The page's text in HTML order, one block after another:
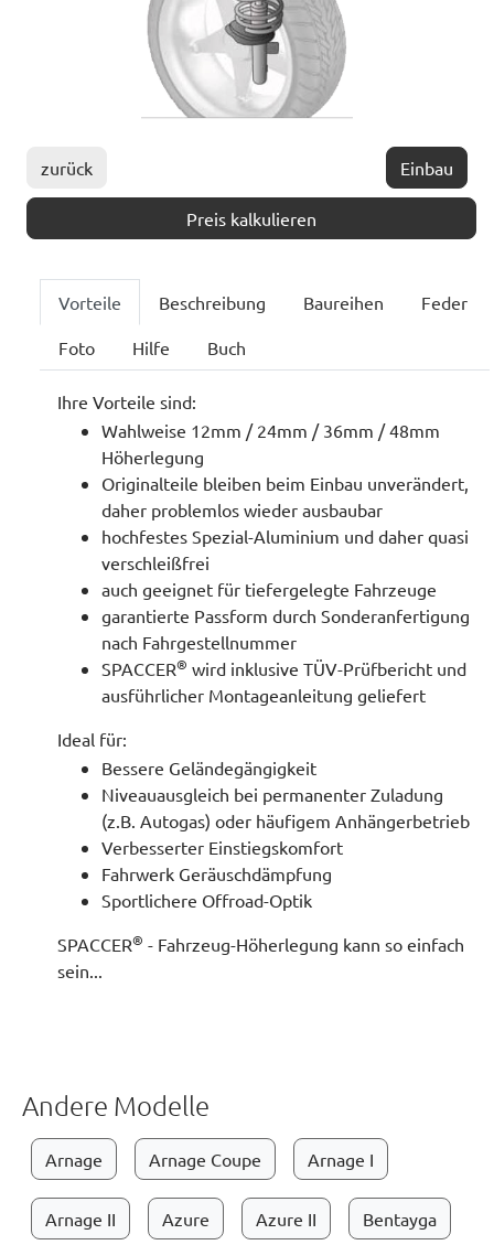
zurück Einbau
Preis kalkulieren
Vorteile Beschreibung Baureihen Feder
Foto Hilfe Buch
Ihre Vorteile sind:
Wahlweise 12mm / 24mm / 36mm / 48mm
Höherlegung
Originalteile bleiben beim Einbau unverändert,
daher problemlos wieder ausbaubar
hochfestes Spezial-Aluminium und daher quasi
verschleißfrei
auch geeignet für tiefergelegte Fahrzeuge
garantierte Passform durch Sonderanfertigung
nach Fahrgestellnummer
SPACCER® wird inklusive TÜV-Prüfbericht und
ausführlicher Montageanleitung geliefert
Ideal für:
Bessere Geländegängigkeit
Niveauausgleich bei permanenter Zuladung
(z.B. Autogas) oder häufigem Anhängerbetrieb
Verbesserter Einstiegskomfort
Fahrwerk Geräuschdämpfung
Sportlichere Offroad-Optik
SPACCER® - Fahrzeug-Höherlegung kann so einfach
sein...
Andere Modelle
Arnage Arnage Coupe Arnage I
Arnage II Azure Azure II Bentayga